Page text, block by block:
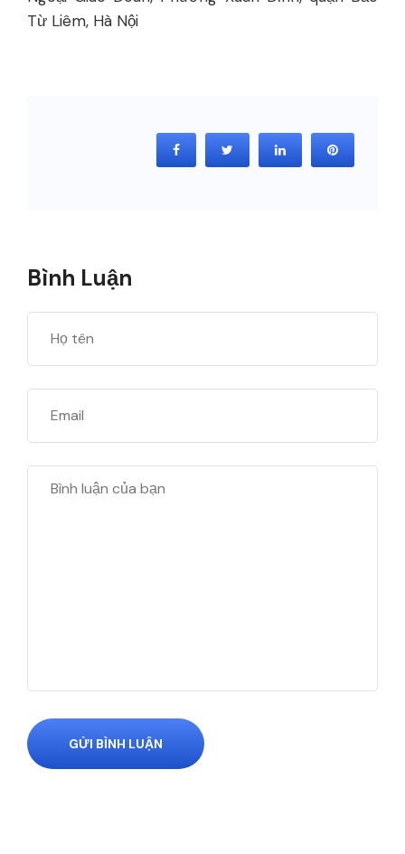
Từ Liêm, Hà Nội
Bình Luận
GỬI BÌNH LUẬN